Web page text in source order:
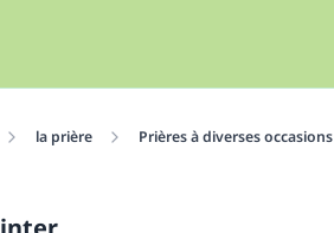
la prière Prières à diverses occasions